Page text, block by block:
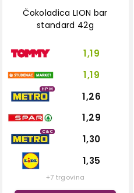
Čokoladica LION bar
standard 42g
1,19
1,19
HPM
1,26
1,29
C&C
1,30
1,35
+7 trgovina